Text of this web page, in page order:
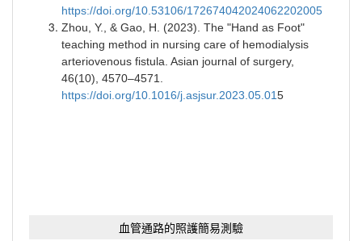
https://doi.org/10.53106/172674042024062202005
Zhou, Y., & Gao, H. (2023). The "Hand as Foot"
teaching method in nursing care of hemodialysis
arteriovenous fistula. Asian journal of surgery,
46(10), 4570–4571.
https://doi.org/10.1016/j.asjsur.2023.05.015
血管通路的照護簡易測驗